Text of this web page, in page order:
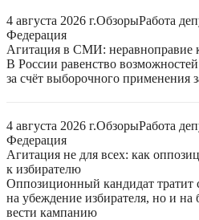
4 августа 2026 г.ОбзорыРабота
Федерация
Агитация в СМИ: неравноправие
В России равенство возможностей
за счёт выборочного применения
4 августа 2026 г.ОбзорыРабота
Федерация
Агитация не для всех: как
к избирателю
Оппозиционный кандидат тратит
на убеждение избирателя, но и на
вести кампанию